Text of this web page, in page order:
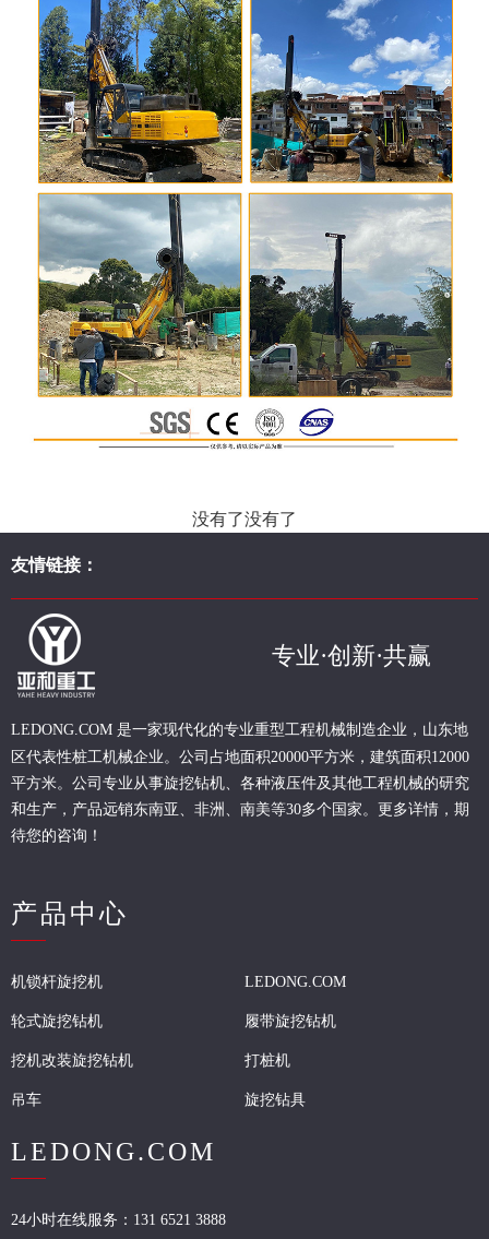
没有了没有了
友情链接：
专业·创新·共赢
LEDONG.COM 是一家现代化的专业重型工程机械制造企业，山东地
区代表性桩工机械企业。 公司占地面积20000平方米，建筑面积12000
平方米。公司专业从事旋挖钻机、各种液压件及其他工程机械的研究
和生产，产品远销东南亚、非洲、南美等30多个国家。更多详情，期
待您的咨询！
产品中心
机锁杆旋挖机 LEDONG.COM
轮式旋挖钻机 履带旋挖钻机
挖机改装旋挖钻机 打桩机
吊车 旋挖钻具
LEDONG.COM
24小时在线服务：131 6521 3888